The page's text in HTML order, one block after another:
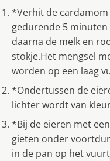
*Verhit de
gedurende 5
daarna de melk en
stokje.Het mengsel
worden op een laag
*Ondertussen de
lichter wordt van
*Bij de eieren met
gieten onder
in de pan op het